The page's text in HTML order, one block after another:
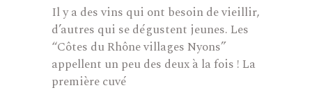
Il y a des vins qui ont besoin de vieillir,
d’autres qui se dégustent jeunes. Les
“Côtes du Rhône villages Nyons”
appellent un peu des deux à la fois ! La
première cuvé